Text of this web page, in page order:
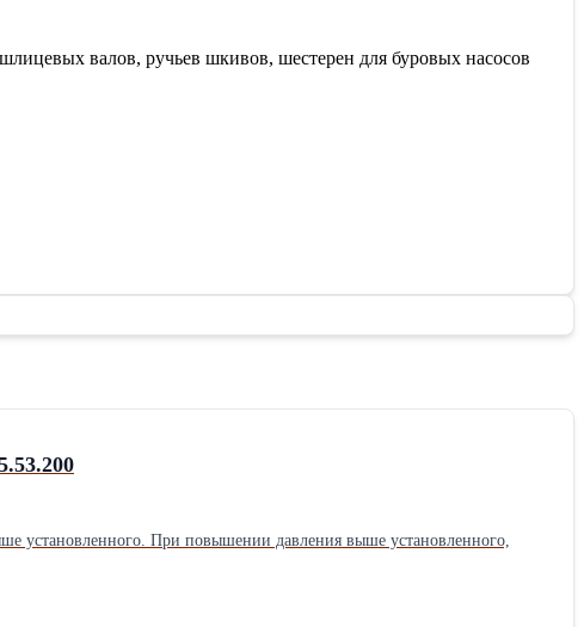
валов, ручьев шкивов, шестерен для буровых насосов
400 (14010.53.910, 46004.53.010, 54025.53.200
установленного. При повышении давления выше установленного,